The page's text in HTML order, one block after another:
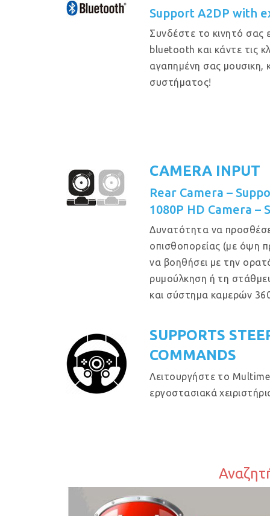
Support A2DP with
Συνδέστε το κινητό σας
bluetooth και κάντε τις
αγαπημένη σας
συστήματος!
CAMERA INPUT
Rear Camera –
1080P HD Camera –
Δυνατότητα να
οπισθοπορείας (με όψη
να βοηθήσει με την
ρυμούλκηση ή τη
και σύστημα καμερών
SUPPORTS
COMMANDS
Λειτουργήστε το
εργοστασιακά